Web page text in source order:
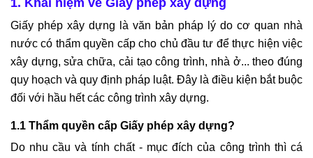
c. Lệ phí cấp giấy phép xây dựng
d. Một số lưu ý quan trọng
2. Phạm vi dịch vụ tư vấn và xin giấy phép xây dựng
3. Vì sao khách hàng chọn Văn phòng Luật sư Tô Đình
Huy
4. Thông tin liên lạc
Giấy phép xây dựng là văn bản pháp lý do cơ quan nhà
nước có thẩm quyền cấp cho chủ đầu tư để thực hiện việc
xây dựng, sửa chữa, cải tạo công trình, nhà ở... theo đúng
quy hoạch và quy định pháp luật. Đây là điều kiện bắt buộc
đối với hầu hết các công trình xây dựng.
1.1 Thẩm quyền cấp Giấy phép xây dựng?
Do nhu cầu và tính chất - mục đích của công trình thì cá